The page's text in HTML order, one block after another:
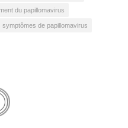
du papillomavirus
symptômes de papillomavirus